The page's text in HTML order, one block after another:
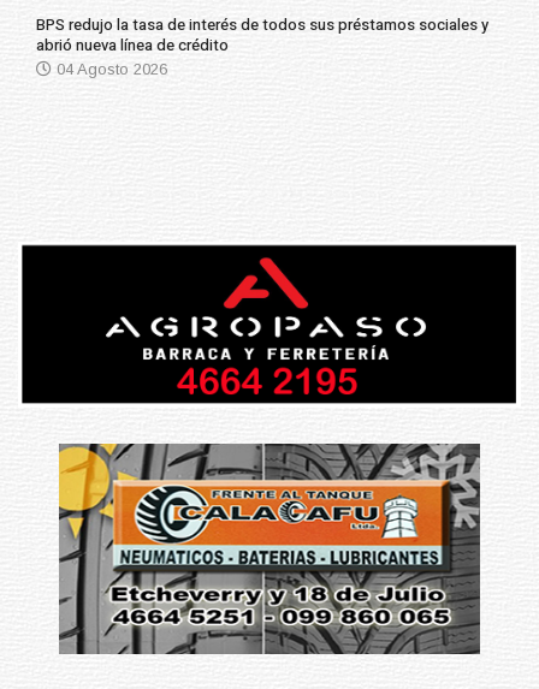
BPS redujo la tasa de interés de todos sus préstamos sociales y
abrió nueva línea de crédito
04 Agosto 2026